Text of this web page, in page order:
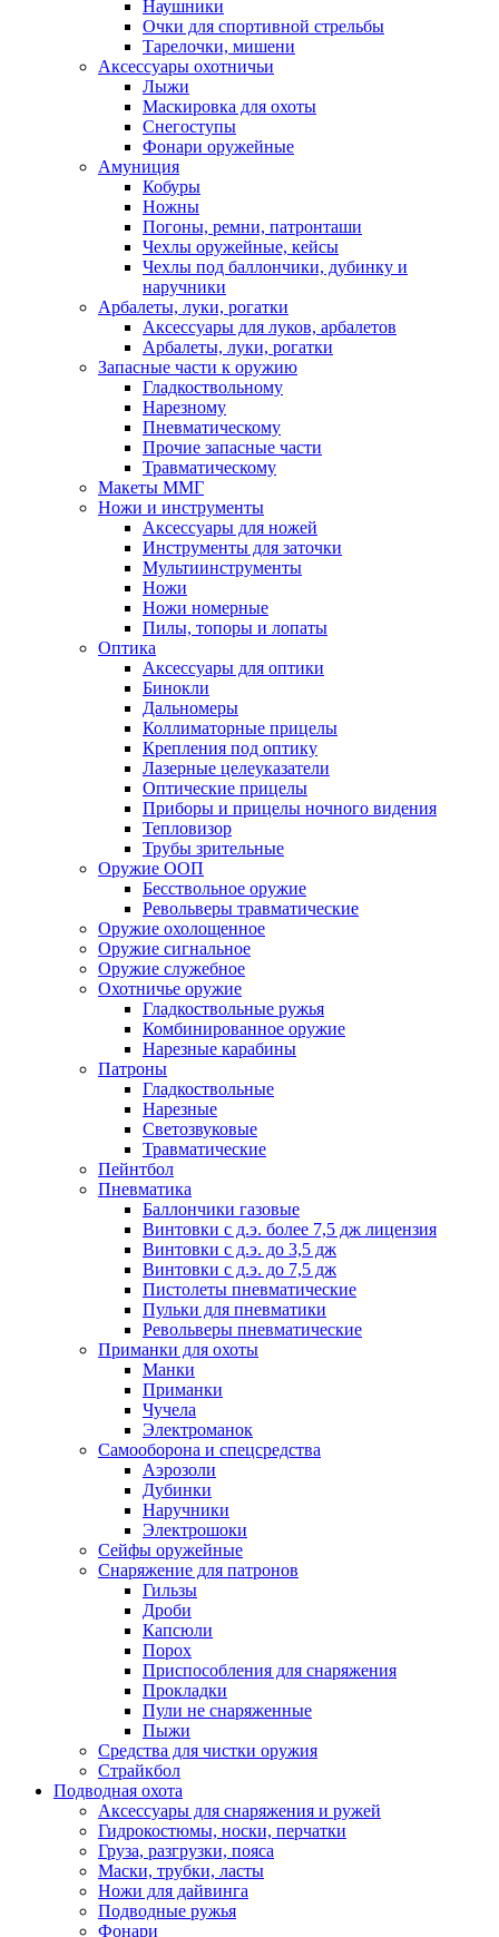
Наушники
Очки для спортивной стрельбы
Тарелочки, мишени
Аксессуары охотничьи
Лыжи
Маскировка для охоты
Снегоступы
Фонари оружейные
Амуниция
Кобуры
Ножны
Погоны, ремни, патронташи
Чехлы оружейные, кейсы
Чехлы под баллончики, дубинку и
наручники
Арбалеты, луки, рогатки
Аксессуары для луков, арбалетов
Арбалеты, луки, рогатки
Запасные части к оружию
Гладкоствольному
Нарезному
Пневматическому
Прочие запасные части
Травматическому
Макеты ММГ
Ножи и инструменты
Аксессуары для ножей
Инструменты для заточки
Мультиинструменты
Ножи
Ножи номерные
Пилы, топоры и лопаты
Оптика
Аксессуары для оптики
Бинокли
Дальномеры
Коллиматорные прицелы
Крепления под оптику
Лазерные целеуказатели
Оптические прицелы
Приборы и прицелы ночного видения
Тепловизор
Трубы зрительные
Оружие ООП
Бесствольное оружие
Револьверы травматические
Оружие охолощенное
Оружие сигнальное
Оружие служебное
Охотничье оружие
Гладкоствольные ружья
Комбинированное оружие
Нарезные карабины
Патроны
Гладкоствольные
Нарезные
Светозвуковые
Травматические
Пейнтбол
Пневматика
Баллончики газовые
Винтовки с д.э. более 7,5 дж лицензия
Винтовки с д.э. до 3,5 дж
Винтовки с д.э. до 7,5 дж
Пистолеты пневматические
Пульки для пневматики
Револьверы пневматические
Приманки для охоты
Манки
Приманки
Чучела
Электроманок
Самооборона и спецсредства
Аэрозоли
Дубинки
Наручники
Электрошоки
Сейфы оружейные
Снаряжение для патронов
Гильзы
Дроби
Капсюли
Порох
Приспособления для снаряжения
Прокладки
Пули не снаряженные
Пыжи
Средства для чистки оружия
Страйкбол
Подводная охота
Аксессуары для снаряжения и ружей
Гидрокостюмы, носки, перчатки
Груза, разгрузки, пояса
Маски, трубки, ласты
Ножи для дайвинга
Подводные ружья
Фонари